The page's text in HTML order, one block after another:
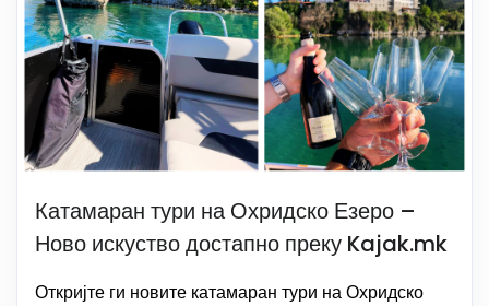
Катамаран тури на Охридско Езеро –
Ново искуство достапно преку Kajak.mk
Откријте ги новите катамаран тури на Охридско